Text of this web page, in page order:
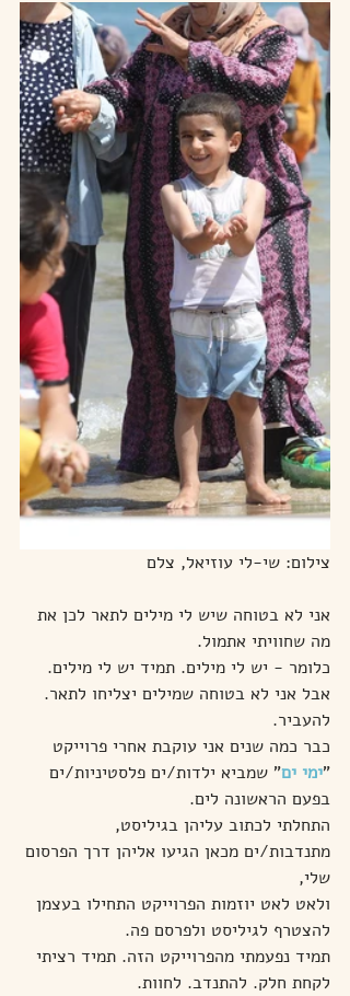
צילום: שי-לי עוזיאל, צלם
אני לא בטוחה שיש לי מילים לתאר לכן את
מה שחוויתי אתמול.
כלומר - יש לי מילים. תמיד יש לי מילים.
אבל אני לא בטוחה שמילים יצליחו לתאר.
להעביר.
כבר כמה שנים אני עוקבת אחרי פרוייקט
"ימי ים" שמביא ילדות/ים פלסטיניות/ים
בפעם הראשונה לים.
התחלתי לכתוב עליהן בגיליסט,
מתנדבות/ים מכאן הגיעו אליהן דרך הפרסום
שלי,
ולאט לאט יוזמות הפרוייקט התחילו בעצמן
להצטרף לגיליסט ולפרסם פה.
תמיד נפעמתי מהפרוייקט הזה. תמיד רציתי
לקחת חלק. להתנדב. לחוות.